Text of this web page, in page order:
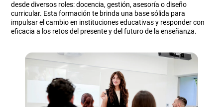
desde diversos roles: docencia, gestión, asesoría o diseño
curricular. Esta formación te brinda una base sólida para
impulsar el cambio en instituciones educativas y responder con
eficacia a los retos del presente y del futuro de la enseñanza.